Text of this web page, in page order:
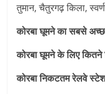
तुमान, चैतुरगढ़ किला,
कोरबा घूमने का सबसे
कोरबा घूमने के लिए
कोरबा निकटतम रेलवे